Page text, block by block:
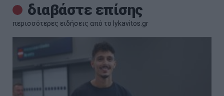
διαβάστε επίσης
περισσότερες ειδήσεις από το lykavitos.gr